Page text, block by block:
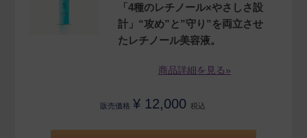
「4種のレチノール×やさしさ設
計」“攻め”と”守り”を両立させ
たレチノール美容液。
商品詳細を見る»
販売価格 ¥ 12,000 税込